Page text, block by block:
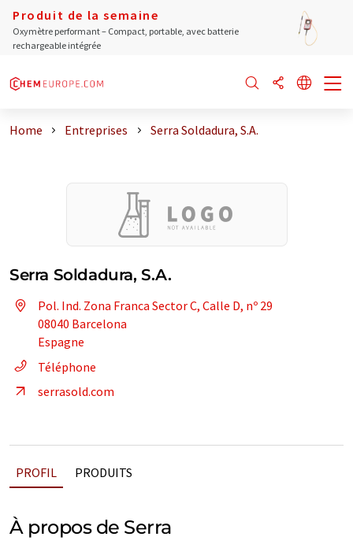
Produit de la semaine
Oxymètre performant – Compact, portable, avec batterie
rechargeable intégrée
Home Entreprises Serra Soldadura, S.A.
Serra Soldadura, S.A.
Pol. Ind. Zona Franca Sector C, Calle D, nº 29
08040 Barcelona
Espagne
Téléphone
serrasold.com
PROFIL PRODUITS
À propos de Serra